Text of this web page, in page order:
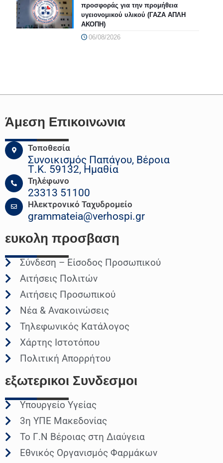
προσφοράς για την προμήθεια
υγειονομικού υλικού (ΓΑΖΑ ΑΠΛΗ
ΑΚΟΠΗ)
06/08/2026
Άμεση Επικοινωνια
Τοποθεσία
Συνοικισμός Παπάγου, Βέροια
Τ.Κ. 59132, Ημαθία
Τηλέφωνο
23313 51100
Ηλεκτρονικό Ταχυδρομείο
grammateia@verhospi.gr
ευκολη προσβαση
Σύνδεση – Είσοδος Προσωπικού
Αιτήσεις Πολιτών
Αιτήσεις Προσωπικού
Νέα & Ανακοινώσεις
Τηλεφωνικός Κατάλογος
Χάρτης Ιστοτόπου
Πολιτική Απορρήτου
εξωτερικοι Συνδεσμοι
Υπουργείο Υγείας
3η ΥΠΕ Μακεδονίας
Το Γ.Ν Βέροιας στη Διαύγεια
Εθνικός Οργανισμός Φαρμάκων